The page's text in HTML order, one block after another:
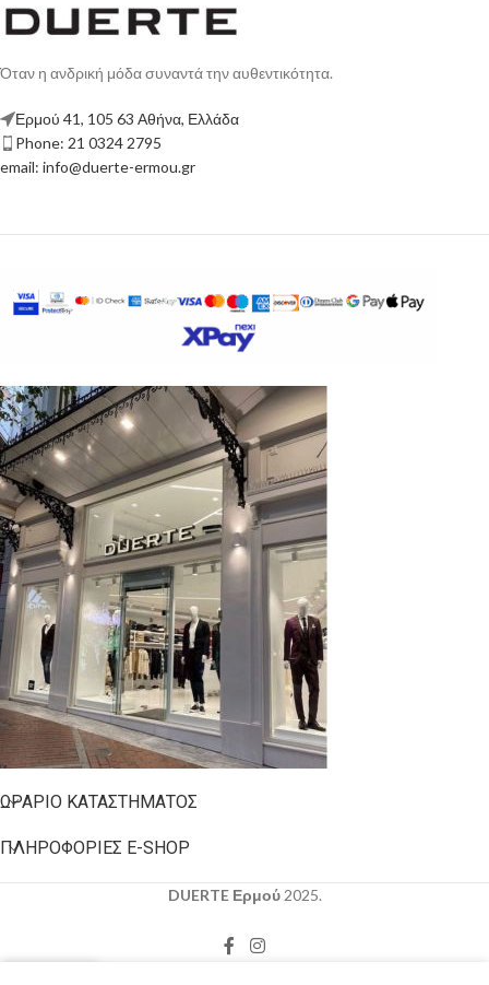
Όταν η ανδρική μόδα συναντά την αυθεντικότητα.
Ερμού 41, 105 63 Αθήνα, Ελλάδα
Phone: 21 0324 2795
email: info@duerte-ermou.gr
ΩΡΆΡΙΟ ΚΑΤΑΣΤΉΜΑΤΟΣ
ΠΛΗΡΟΦΟΡΊΕΣ E-SHOP
DUERTE Ερμού 2025.